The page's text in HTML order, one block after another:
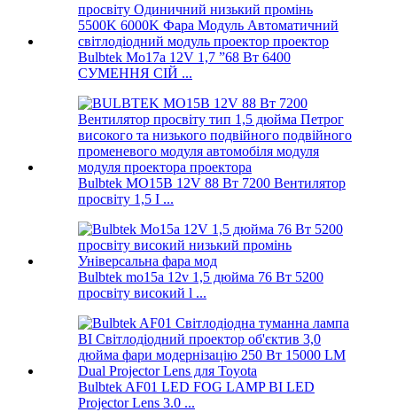
Bulbtek Mo17a 12V 1,7 ”68 Вт 6400
СУМЕННЯ СІЙ ...
Bulbtek MO15B 12V 88 Вт 7200 Вентилятор
просвіту 1,5 I ...
Bulbtek mo15a 12v 1,5 дюйма 76 Вт 5200
просвіту високий l ...
Bulbtek AF01 LED FOG LAMP BI LED
Projector Lens 3.0 ...